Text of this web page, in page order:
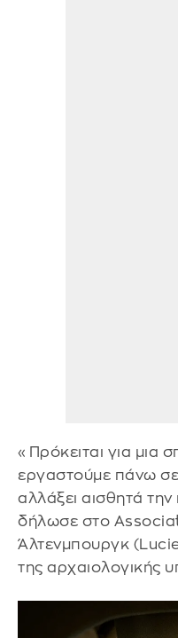
«Πρόκειται για μια
εργαστούμε πάνω σε
αλλάξει αισθητά την
δήλωσε στο
Άλτενμπουργκ
της αρχαιολογικής